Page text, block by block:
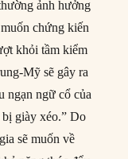
ảnh hưởng
chứng kiến
khỏi tầm kiểm
Mỹ sẽ gây ra
ngạn ngữ cổ của
giày xéo.” Do
sẽ muốn về